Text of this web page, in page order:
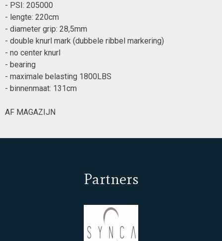
- PSI: 205000
- lengte: 220cm
- diameter grip: 28,5mm
- double knurl mark (dubbele ribbel markering)
- no center knurl
- bearing
- maximale belasting 1800LBS
- binnenmaat: 131cm
AF MAGAZIJN
Partners